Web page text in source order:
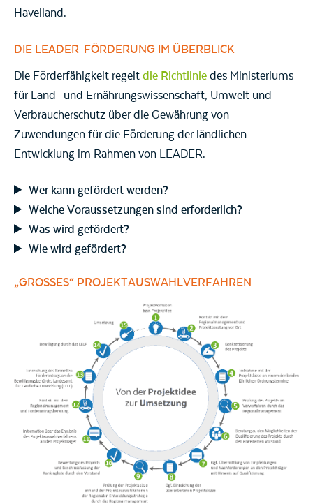
Havelland.
DIE LEADER-FÖRDERUNG IM ÜBERBLICK
Die Förderfähigkeit regelt die Richtlinie des Ministeriums
für Land- und Ernährungswissenschaft, Umwelt und
Verbraucherschutz über die Gewährung von
Zuwendungen für die Förderung der ländlichen
Entwicklung im Rahmen von LEADER.
Wer kann gefördert werden?
Welche Voraussetzungen sind erforderlich?
Was wird gefördert?
Wie wird gefördert?
„GROSSES“ PROJEKTAUSWAHLVERFAHREN